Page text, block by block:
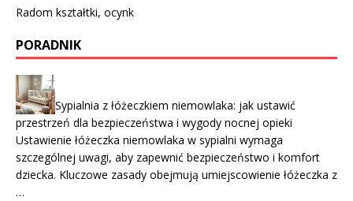
Radom kształtki, ocynk
PORADNIK
Sypialnia z łóżeczkiem niemowlaka: jak ustawić
przestrzeń dla bezpieczeństwa i wygody nocnej opieki
Ustawienie łóżeczka niemowlaka w sypialni wymaga
szczególnej uwagi, aby zapewnić bezpieczeństwo i komfort
dziecka. Kluczowe zasady obejmują umiejscowienie łóżeczka z
…